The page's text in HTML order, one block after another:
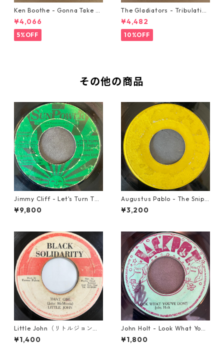
Ken Boothe - Gonna Take A
Miracle【7-21362】
¥4,066
5%OFF
The Gladiators - Tribulation
【7-21365】
¥4,482
10%OFF
その他の商品
Jimmy Cliff - Let's Turn The
Table【7-21999】
¥9,800
Augustus Pablo - The Snipe
r【7-21945】
¥3,200
Little John（リトルジョン）
- That Girl 【7-20045】
¥1,400
John Holt - Look What Yo
u've Done【7-21817】
¥1,800